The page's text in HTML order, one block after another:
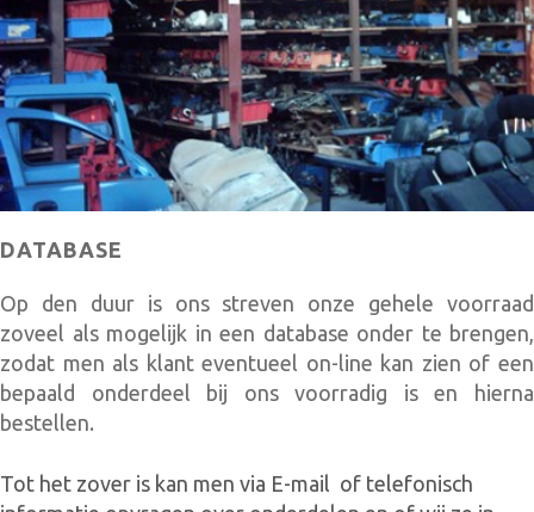
DATABASE
Op den duur is ons streven onze gehele voorraad
zoveel als mogelijk in een database onder te brengen,
zodat men als klant eventueel on-line kan zien of een
bepaald onderdeel bij ons voorradig is en hierna
bestellen.
Tot het zover is kan men via E-mail of telefonisch